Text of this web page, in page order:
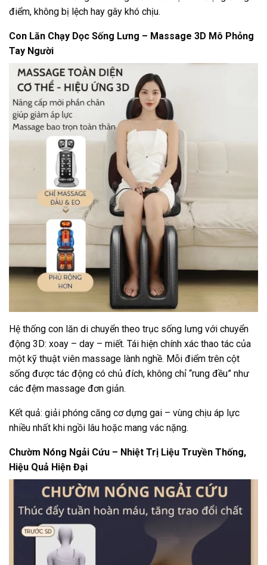
điểm, không bị lệch hay gây khó chịu.
Con Lăn Chạy Dọc Sống Lưng – Massage 3D Mô Phỏng
Tay Người
Hệ thống con lăn di chuyển theo trục sống lưng với chuyển
động 3D: xoay – day – miết. Tái hiện chính xác thao tác của
một kỹ thuật viên massage lành nghề. Mỗi điểm trên cột
sống được tác động có chủ đích, không chỉ “rung đều” như
các đệm massage đơn giản.
Kết quả: giải phóng căng cơ dựng gai – vùng chịu áp lực
nhiều nhất khi ngồi lâu hoặc mang vác nặng.
Chườm Nóng Ngải Cứu – Nhiệt Trị Liệu Truyền Thống,
Hiệu Quả Hiện Đại